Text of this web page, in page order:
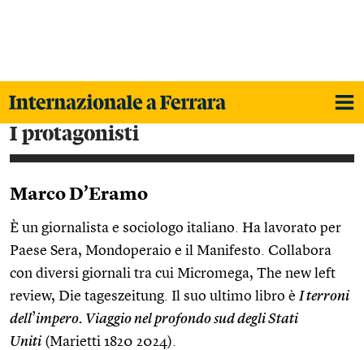
i protagonisti
Marco D’Eramo
È un giornalista e sociologo italiano. Ha lavorato per
Paese Sera, Mondoperaio e il Manifesto. Collabora
con diversi giornali tra cui Micromega, The new left
review, Die tageszeitung. Il suo ultimo libro è I terroni
dell’impero. Viaggio nel profondo sud degli Stati
Uniti (Marietti 1820 2024).